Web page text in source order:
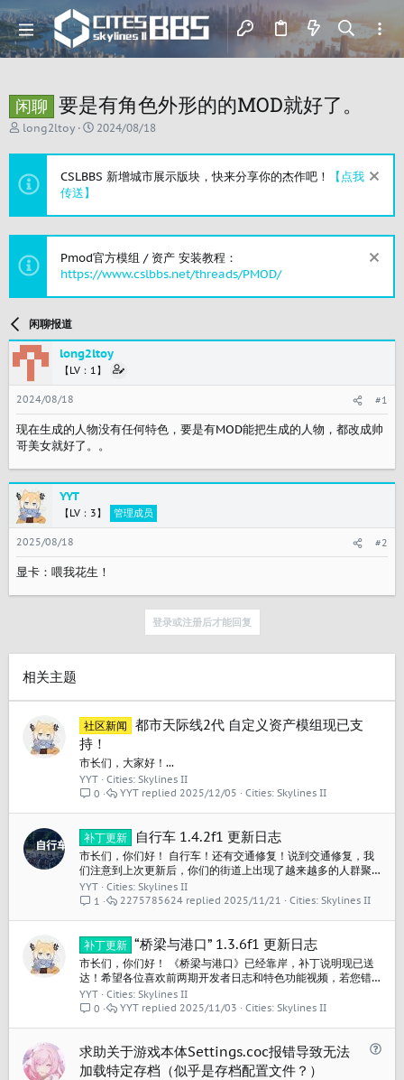
闲聊 要是有角色外形的的MOD就好了。
主
发
人
long2ltoy
开
时
间
2024/08/18
CSLBBS 新增城市展示版块，快来分享你的杰作吧！
【点我
传送】
Pmod官方模组 / 资产 安装教程：
https://www.cslbbs.net/threads/PMOD/
闲聊报道
long2ltoy
【LV：1】
2024/08/18 #1
现在生成的人物没有任何特色，要是有MOD能把生成的人物，都改成帅
哥美女就好了。。
YYT
【LV：3】 管理成员
2025/08/18 #2
显卡：喂我花生！
登录或注册后才能回复
相关主题
社区新闻
都市天际线2代 自定义资产模组现已支
持！
市长们，大家好！...
YYT
Cities: Skylines II
0
Cities: Skylines II
2025/12/05
YYT
补丁更新 自行车 1.4.2f1 更新日志
市长们，你们好！ 自行车！还有交通修复！说到交通修复，我
们注意到上次更新后，你们的街道上出现了越来越多的人群聚
集，因此这次加入了一些平衡性调整，以缓解行人交通压力。
如果你还没有看过我们昨天发布的详细介绍“自行车”的开发日
车、电动滑板车、自行车头盔...
YYT
Cities: Skylines II
1
Cities: Skylines II
2025/11/21
2275785624
补丁更新 “桥梁与港口” 1.3.6f1 更新日志
市长们，你们好！ 《桥梁与港口》已经靠岸，补丁说明现已送
达！希望各位喜欢前两期开发者日志和特色功能视频，若您错
过了这些内容，可在此处查看。 《桥梁与港口》现已在 PC 平台
推出，可通过终极版获取，或以88.00元单独购买；也可与全新
YYT
Cities: Skylines II
0
Cities: Skylines II
2025/11/03
YYT
问
求助关于游戏本体Settings.coc报错导致无法
加载特定存档（似乎是存档配置文件？）